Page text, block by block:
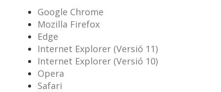
Google Chrome
Mozilla Firefox
Edge
Internet Explorer (Versió 11)
Internet Explorer (Versió 10)
Opera
Safari